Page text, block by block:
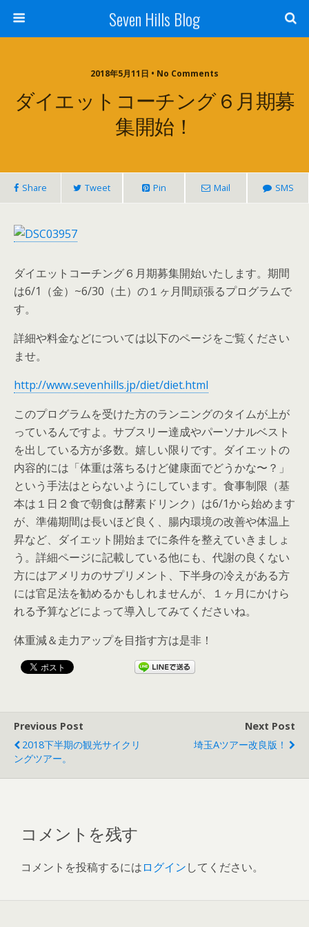
Seven Hills Blog
2018年5月11日 • No Comments
ダイエットコーチング６月期募
集開始！
Share Tweet Pin Mail SMS
ダイエットコーチング６月期募集開始いたします。期間
は6/1（金）~6/30（土）の１ヶ月間頑張るプログラムで
す。
詳細や料金などについては以下のページをご覧ください
ませ。
http://www.sevenhills.jp/diet/diet.html
このプログラムを受けた方のランニングのタイムが上が
っているんですよ。サブスリー達成やパーソナルベスト
を出している方が多数。嬉しい限りです。ダイエットの
内容的には「体重は落ちるけど健康面でどうかな〜？」
という手法はとらないようにしています。食事制限（基
本は１日２食で朝食は酵素ドリンク）は6/1から始めます
が、準備期間は長いほど良く、腸内環境の改善や体温上
昇など、ダイエット開始までに条件を整えていきましょ
う。詳細ページに記載している他にも、代謝の良くない
方にはアメリカのサプリメント、下半身の冷えがある方
には官足法を勧めるかもしれませんが、１ヶ月にかけら
れる予算などによって導入してみてくださいね。
体重減＆走力アップを目指す方は是非！
Previous Post
2018下半期の観光サイクリ
ングツアー。
Next Post
埼玉Aツアー改良版！
コメントを残す
コメントを投稿するにはログインしてください。